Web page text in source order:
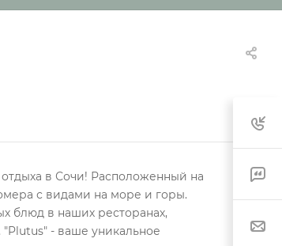
в Сочи! Расположенный на
с видами на море и горы.
блюд в наших ресторанах,
- ваше уникальное